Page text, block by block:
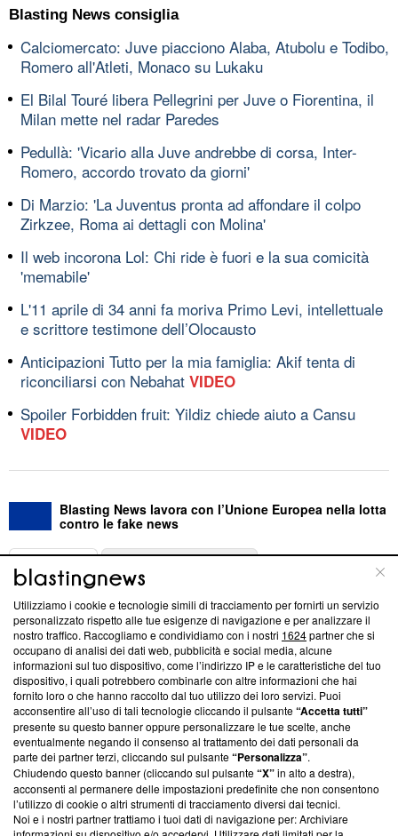
Blasting News consiglia
Calciomercato: Juve piacciono Alaba, Atubolu e Todibo,
Romero all'Atleti, Monaco su Lukaku
El Bilal Touré libera Pellegrini per Juve o Fiorentina, il
Milan mette nel radar Paredes
Pedullà: 'Vicario alla Juve andrebbe di corsa, Inter-
Romero, accordo trovato da giorni'
Di Marzio: 'La Juventus pronta ad affondare il colpo
Zirkzee, Roma ai dettagli con Molina'
Il web incorona Lol: Chi ride è fuori e la sua comicità
'memabile'
L'11 aprile di 34 anni fa moriva Primo Levi, intellettuale
e scrittore testimone dell’Olocausto
Anticipazioni Tutto per la mia famiglia: Akif tenta di
riconciliarsi con Nebahat VIDEO
Spoiler Forbidden fruit: Yildiz chiede aiuto a Cansu
VIDEO
Blasting News lavora con l’Unione Europea nella lotta
contro le fake news
ABOUT
Questa sezione offre informazioni trasparenti su Blasting
News, sui nostri processi editoriali e su come ci impegniamo a
creare news di qualità. Inoltre, afferma la nostra aderenza a
‘Trust Project - News with Integrity’Blasting News non è
ancora membro del programma, ma ha richiesto di farne
parte; Trust Project non ha ancora effettuato una verifica di
conformità agli standard.
Su di noi
Team editoriale
Corporate
Utilizziamo i cookie e tecnologie simili di tracciamento per fornirti un servizio
personalizzato rispetto alle tue esigenze di navigazione e per analizzare il
nostro traffico. Raccogliamo e condividiamo con i nostri 1624partner che si
occupano di analisi dei dati web, pubblicità e social media, alcune
informazioni sul tuo dispositivo, come l’indirizzo IP e le caratteristiche del tuo
dispositivo, i quali potrebbero combinarle con altre informazioni che hai
fornito loro o che hanno raccolto dal tuo utilizzo dei loro servizi. Puoi
acconsentire all’uso di tali tecnologie cliccando il pulsante“Accetta tutti”
presente su questo banner oppure personalizzare le tue scelte, anche
eventualmente negando il consenso al trattamento dei dati personali da
parte dei partner terzi, cliccando sul pulsante“Personalizza”.
Chiudendo questo banner (cliccando sul pulsante“X”in alto a destra),
acconsenti al permanere delle impostazioni predefinite che non consentono
l’utilizzo di cookie o altri strumenti di tracciamento diversi dai tecnici.
Noi e i nostri partner trattiamo i tuoi dati di navigazione per: Archiviare